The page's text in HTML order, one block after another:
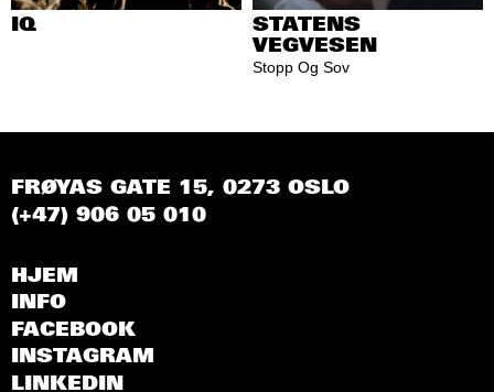
IQ
STATENS
VEGVESEN
Stopp Og Sov
FRØYAS GATE 15, 0273 OSLO
(+47) 906 05 010
HJEM
INFO
FACEBOOK
INSTAGRAM
LINKEDIN